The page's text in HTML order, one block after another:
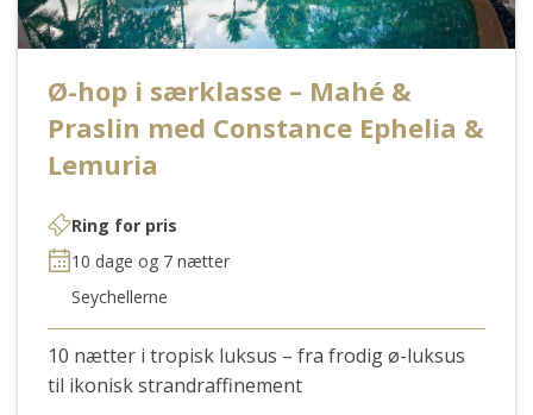
Ø-hop i særklasse – Mahé &
Praslin med Constance Ephelia &
Lemuria
Ring for pris
10 dage og 7 nætter
Seychellerne
10 nætter i tropisk luksus – fra frodig ø-luksus
til ikonisk strandraffinement